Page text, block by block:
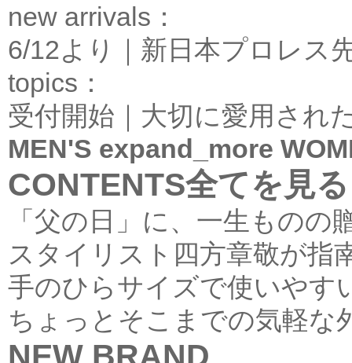
new arrivals：
6/12より｜新日本プロレス
topics：
受付開始｜大切に愛用され
MEN'S expand_more
CONTENTS全てを見
「父の日」に、一生ものの
スタイリスト四方章敬が指
手のひらサイズで使いやす
ちょっとそこまでの気軽な